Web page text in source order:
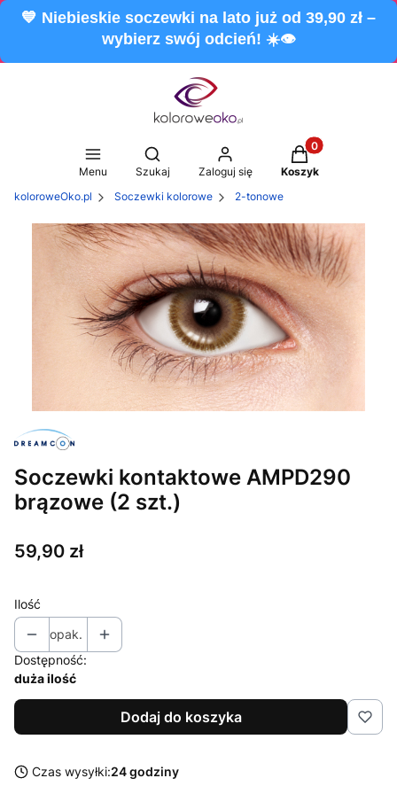
💙 Niebieskie soczewki na lato już od 39,90 zł –
wybierz swój odcień! ☀️👁️
Menu
Otwórz wyszukiwarkę
Szukaj Zaloguj się
Produkty w
Koszyk
koloroweOko.pl
Soczewki kolorowe 2-tonowe
Soczewki kontaktowe AMPD290
brązowe (2 szt.)
Cena
59,90 zł
Ilość
opak.
Dostępność:
duża ilość
Dodaj do koszyka
Czas wysyłki:24 godziny